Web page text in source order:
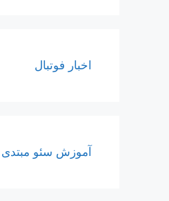
اخبار فوتبال
آموزش سئو مبتدی